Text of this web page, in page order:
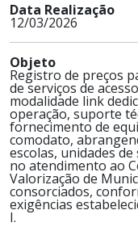
Data Realização
12/03/2026
Objeto
Registro de preços
de serviços de
modalidade link
operação, suporte
fornecimento de
comodato,
escolas, unidades
no atendimento ao
Valorização de
consorciados,
exigências
I.